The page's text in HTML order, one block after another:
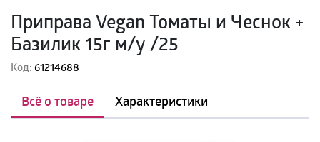
Приправа Vegan Томаты и Чеснок +
Базилик 15г м/у /25
Код: 61214688
Всё о товаре Характеристики